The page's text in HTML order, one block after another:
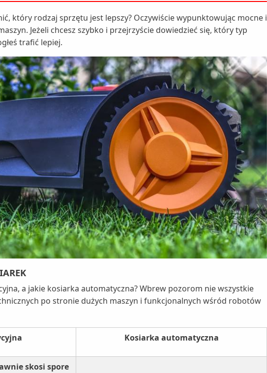
który rodzaj sprzętu jest lepszy? Oczywiście wypunktowując mocne i
Jeżeli chcesz szybko i przejrzyście dowiedzieć się, który typ
trafić lepiej.
a jakie kosiarka automatyczna? Wbrew pozorom nie wszystkie
po stronie dużych maszyn i funkcjonalnych wśród robotów
Kosiarka automatyczna
skosi spore